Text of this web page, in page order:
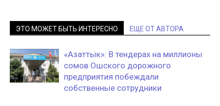
ЭТО МОЖЕТ БЫТЬ ИНТЕРЕСНО ЕЩЕ ОТ АВТОРА
«Азаттык»: В тендерах на миллионы
сомов Ошского дорожного
предприятия побеждали
собственные сотрудники